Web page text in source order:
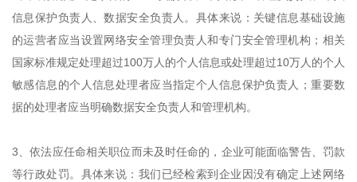
信息保护负责人、数据安全负责人。具体来说：关键信息基础设施
的运营者应当设置网络安全管理负责人和专门安全管理机构；相关
国家标准规定处理超过100万人的个人信息或处理超过10万人的个人
敏感信息的个人信息处理者应当指定个人信息保护负责人；重要数
据的处理者应当明确数据安全负责人和管理机构。
3、依法应任命相关职位而未及时任命的，企业可能面临警告、罚款
等行政处罚。具体来说：我们已经检索到企业因没有确定上述网络